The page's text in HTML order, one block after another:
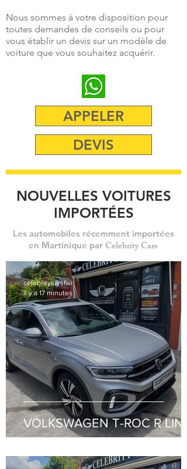
Nous sommes à votre disposition pour
toutes demandes de conseils ou pour
vous établir un devis sur un modèle de
voiture que vous souhaitez acquérir.
APPELER
DEVIS
NOUVELLES VOITURES
IMPORTÉES
Les automobiles récemment importées
en Martinique par Celebrity Cars
VOLKSWAGEN T-ROC R LINE
celebritycarsfwi
il y a 17 minutes